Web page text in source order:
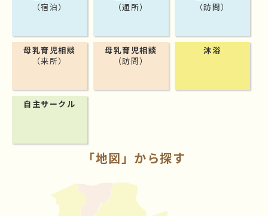
（宿泊）
（通所）
（訪問）
母乳育児相談
（来所）
母乳育児相談
（訪問）
沐浴
自主サークル
「地図」から探す